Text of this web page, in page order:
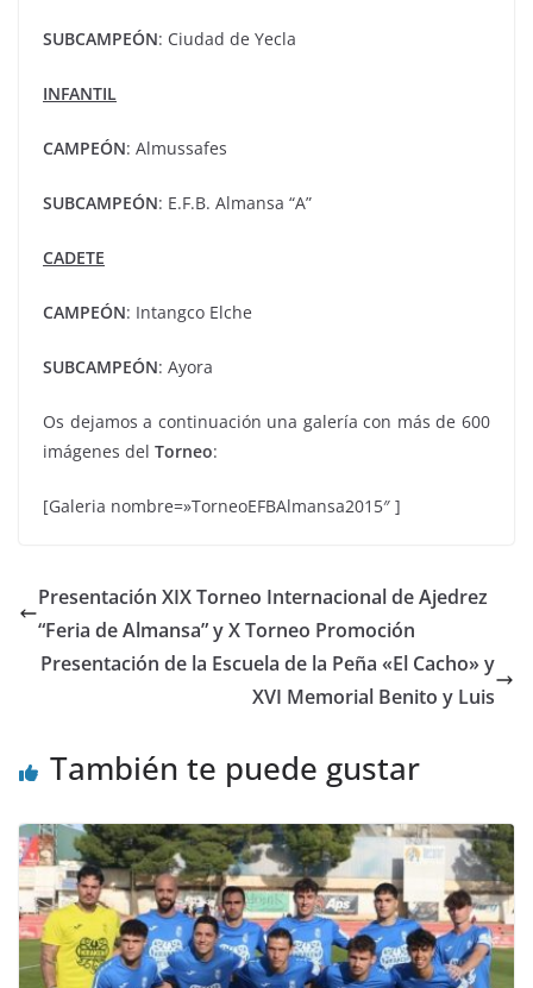
SUBCAMPEÓN: Ciudad de Yecla
INFANTIL
CAMPEÓN: Almussafes
SUBCAMPEÓN: E.F.B. Almansa “A”
CADETE
CAMPEÓN: Intangco Elche
SUBCAMPEÓN: Ayora
Os dejamos a continuación una galería con más de 600
imágenes del Torneo:
[Galeria nombre=»TorneoEFBAlmansa2015″ ]
Presentación XIX Torneo Internacional de Ajedrez
“Feria de Almansa” y X Torneo Promoción
Presentación de la Escuela de la Peña «El Cacho» y
XVI Memorial Benito y Luis
También te puede gustar